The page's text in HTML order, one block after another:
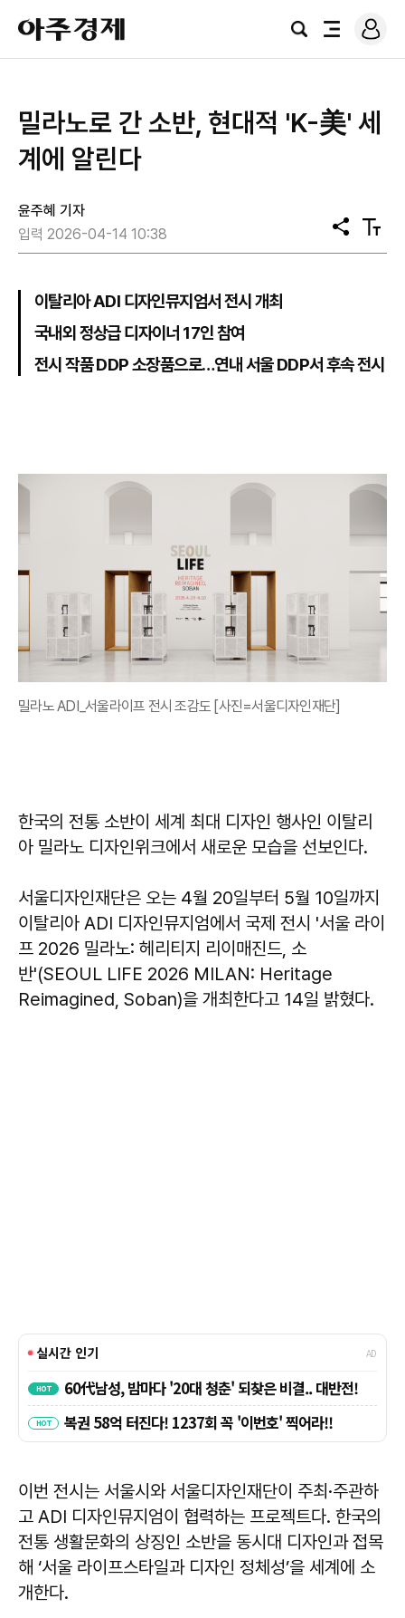
아
주
경
검
전
로
그
밀라노로 간 소반, 현대적 'K-美' 세
계에 알린다
윤주혜 기자
입력 2026-04-14 10:38
공
유
텍
스
이탈리아 ADI 디자인뮤지엄서 전시 개최
국내외 정상급 디자이너 17인 참여
전시 작품 DDP 소장품으로…연내 서울 DDP서 후속 전시
밀라노 ADI_서울라이프 전시 조감도 [사진=서울디자인재단]
한국의 전통 소반이 세계 최대 디자인 행사인 이탈리
아 밀라노 디자인위크에서 새로운 모습을 선보인다.
서울디자인재단은 오는 4월 20일부터 5월 10일까지
이탈리아 ADI 디자인뮤지엄에서 국제 전시 '서울 라이
프 2026 밀라노: 헤리티지 리이매진드, 소
반'(SEOUL LIFE 2026 MILAN: Heritage
Reimagined, Soban)을 개최한다고 14일 밝혔다.
이번 전시는 서울시와 서울디자인재단이 주최·주관하
고 ADI 디자인뮤지엄이 협력하는 프로젝트다. 한국의
전통 생활문화의 상징인 소반을 동시대 디자인과 접목
해 ‘서울 라이프스타일과 디자인 정체성’을 세계에 소
개한다.